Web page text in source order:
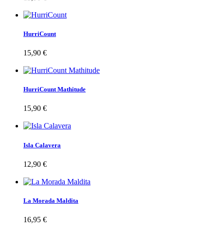
HurriCount
15,90 €
HurriCount Mathitude
15,90 €
Isla Calavera
12,90 €
La Morada Maldita
16,95 €